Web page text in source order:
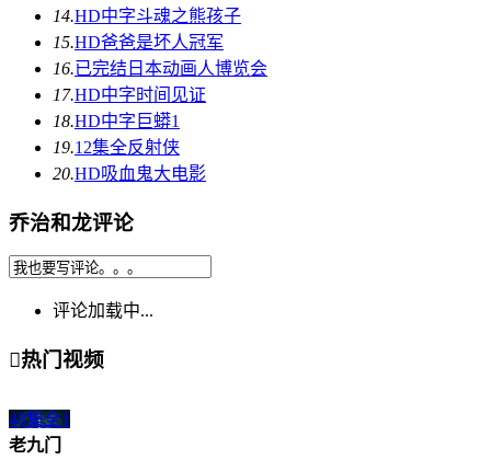
14.HD中字斗魂之熊孩子
15.HD爸爸是坏人冠军
16.已完结 日本动画人博览会
17.HD中字时间见证
18.HD中字 巨蟒1
19.12集全反射侠
20.HD吸血鬼大电影
乔治和龙评论
评论加载中...
热门视频
48集全1
老九门